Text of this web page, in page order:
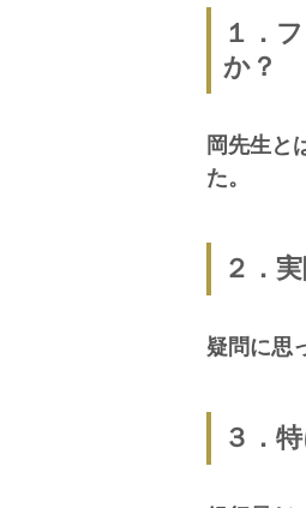
１．
か？
岡先生と
た。
２．
疑問に思
３．